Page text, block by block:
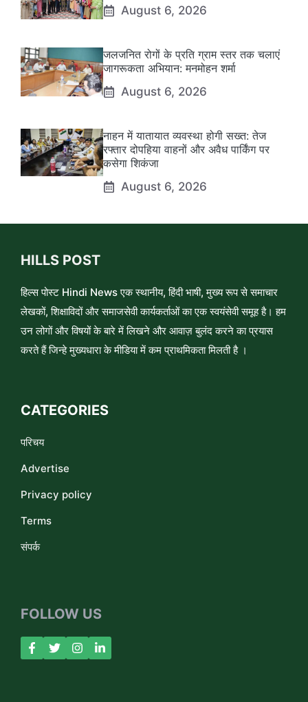
August 6, 2026
जलजनित रोगों के प्रति ग्राम स्तर तक चलाएं
जागरूकता अभियान: मनमोहन शर्मा
August 6, 2026
नाहन में यातायात व्यवस्था होगी सख्त: तेज
रफ्तार दोपहिया वाहनों और अवैध पार्किंग पर
कसेगा शिकंजा
August 6, 2026
HILLS POST
हिल्स पोस्ट Hindi News एक स्थानीय, हिंदी भाषी, मुख्य रूप से समाचार
लेखकों, शिक्षाविदों और समाजसेवी कार्यकर्ताओं का एक स्वयंसेवी समूह है। हम
उन लोगों और विषयों के बारे में लिखने और आवाज़ बुलंद करने का प्रयास
करते हैं जिन्हे मुख्यधारा के मीडिया में कम प्राथमिकता मिलती है ।
CATEGORIES
परिचय
Advertise
Privacy policy
Terms
संपर्क
FOLLOW US